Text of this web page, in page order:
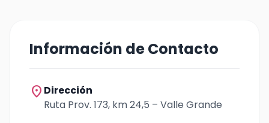
Información de Contacto
location_on Dirección
Ruta Prov. 173, km 24,5 – Valle Grande